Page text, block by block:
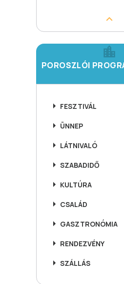
POROSZLÓI
FESZTIVÁL
ÜNNEP
LÁTNIVALÓ
SZABADIDŐ
KULTÚRA
CSALÁD
GASZTRONÓMIA
RENDEZVÉNY
SZÁLLÁS